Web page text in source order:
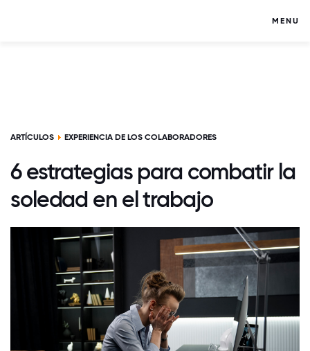
MENU
ARTÍCULOS EXPERIENCIA DE LOS COLABORADORES
6 estrategias para combatir la
soledad en el trabajo